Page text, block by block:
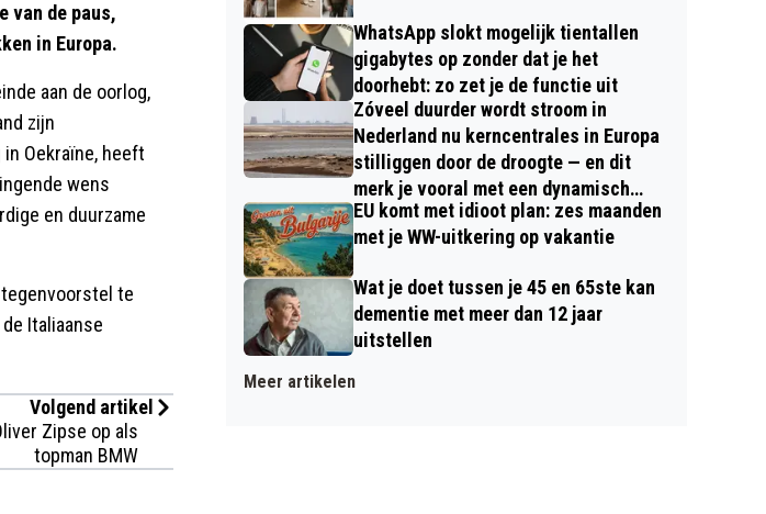
van de paus,
in Europa.
aan de oorlog,
zijn
Oekraïne, heeft
wens
en duurzame
te
Italiaanse
Volgend artikel
Zipse op als
topman BMW
WhatsApp slokt mogelijk tientallen
gigabytes op zonder dat je het
doorhebt: zo zet je de functie uit
Zóveel duurder wordt stroom in
Nederland nu kerncentrales in Europa
stilliggen door de droogte — en dit
merk je vooral met een dynamisch
contract
EU komt met idioot plan: zes maanden
met je WW-uitkering op vakantie
Wat je doet tussen je 45 en 65ste kan
dementie met meer dan 12 jaar
uitstellen
Meer artikelen